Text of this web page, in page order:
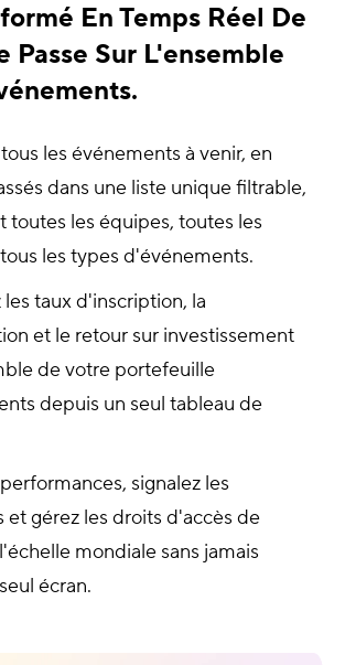
En Temps Réel De
Passe Sur L'ensemble
les événements à venir, en
dans une liste unique filtrable,
toutes les équipes, toutes les
les types d'événements.
taux d'inscription, la
et le retour sur investissement
de votre portefeuille
depuis un seul tableau de
signalez les
et gérez les droits d'accès de
mondiale sans jamais
écran.